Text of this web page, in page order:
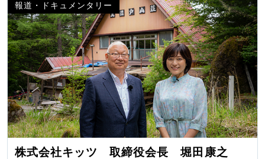
報道・ドキュメンタリー
株式会社キッツ 取締役会長 堀田康之